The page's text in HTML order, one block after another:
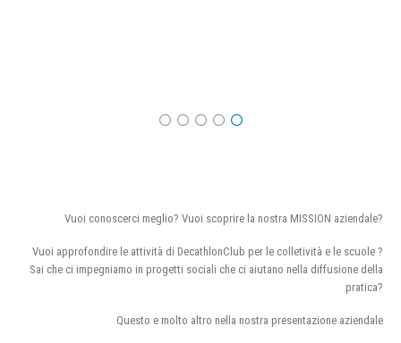
Vuoi conoscerci meglio? Vuoi scoprire la nostra MISSION aziendale?
Vuoi approfondire le attività di DecathlonClub per le colletività e le scuole ?
Sai che ci impegniamo in progetti sociali che ci aiutano nella diffusione della
pratica?
Questo e molto altro nella nostra presentazione aziendale